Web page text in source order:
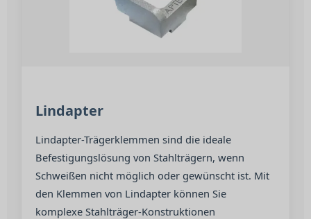
Lindapter
Lindapter-Trägerklemmen sind die ideale
Befestigungslösung von Stahlträgern, wenn
Schweißen nicht möglich oder gewünscht ist. Mit
den Klemmen von Lindapter können Sie
komplexe Stahlträger-Konstruktionen